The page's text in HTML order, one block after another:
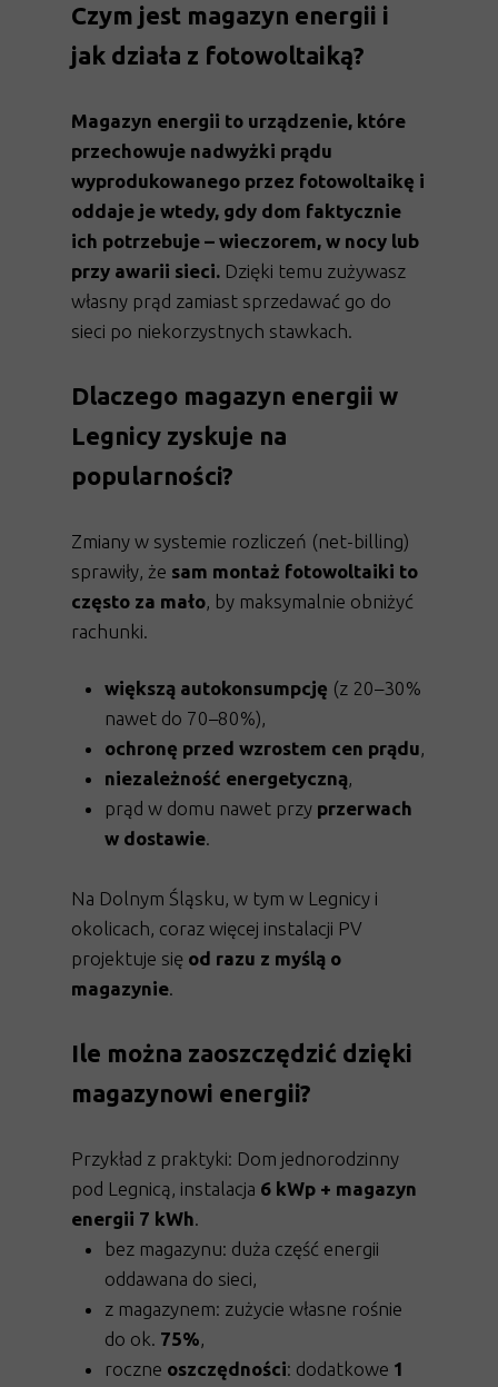
Czym jest magazyn energii i
jak działa z fotowoltaiką?
Magazyn energii to urządzenie, które
przechowuje nadwyżki prądu
wyprodukowanego przez fotowoltaikę i
oddaje je wtedy, gdy dom faktycznie
ich potrzebuje – wieczorem, w nocy lub
przy awarii sieci. Dzięki temu zużywasz
własny prąd zamiast sprzedawać go do
sieci po niekorzystnych stawkach.
Dlaczego magazyn energii w
Legnicy zyskuje na
popularności?
Zmiany w systemie rozliczeń (net-billing)
sprawiły, że sam montaż fotowoltaiki to
często za mało, by maksymalnie obniżyć
rachunki.
większą autokonsumpcję (z 20–30%
nawet do 70–80%),
ochronę przed wzrostem cen prądu,
niezależność energetyczną,
prąd w domu nawet przy przerwach
w dostawie.
Na Dolnym Śląsku, w tym w Legnicy i
okolicach, coraz więcej instalacji PV
projektuje się od razu z myślą o
magazynie.
Ile można zaoszczędzić dzięki
magazynowi energii?
Przykład z praktyki: Dom jednorodzinny
pod Legnicą, instalacja 6 kWp + magazyn
energii 7 kWh.
bez magazynu: duża część energii
oddawana do sieci,
z magazynem: zużycie własne rośnie
do ok. 75%,
roczne oszczędności: dodatkowe 1